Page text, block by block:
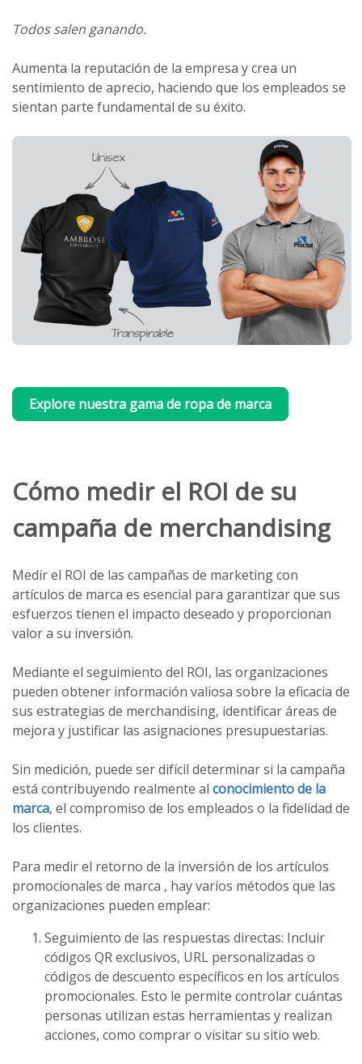
Todos salen ganando.
Aumenta la reputación de la empresa y crea un
sentimiento de aprecio, haciendo que los empleados se
sientan parte fundamental de su éxito.
Explore nuestra gama de ropa de marca
Cómo medir el ROI de su
campaña de merchandising
Medir el ROI de las campañas de marketing con
artículos de marca es esencial para garantizar que sus
esfuerzos tienen el impacto deseado y proporcionan
valor a su inversión.
Mediante el seguimiento del ROI, las organizaciones
pueden obtener información valiosa sobre la eficacia de
sus estrategias de merchandising, identificar áreas de
mejora y justificar las asignaciones presupuestarias.
Sin medición, puede ser difícil determinar si la campaña
está contribuyendo realmente al conocimiento de la
marca, el compromiso de los empleados o la fidelidad de
los clientes.
Para medir el retorno de la inversión de los artículos
promocionales de marca , hay varios métodos que las
organizaciones pueden emplear:
Seguimiento de las respuestas directas: Incluir
códigos QR exclusivos, URL personalizadas o
códigos de descuento específicos en los artículos
promocionales. Esto le permite controlar cuántas
personas utilizan estas herramientas y realizan
acciones, como comprar o visitar su sitio web.